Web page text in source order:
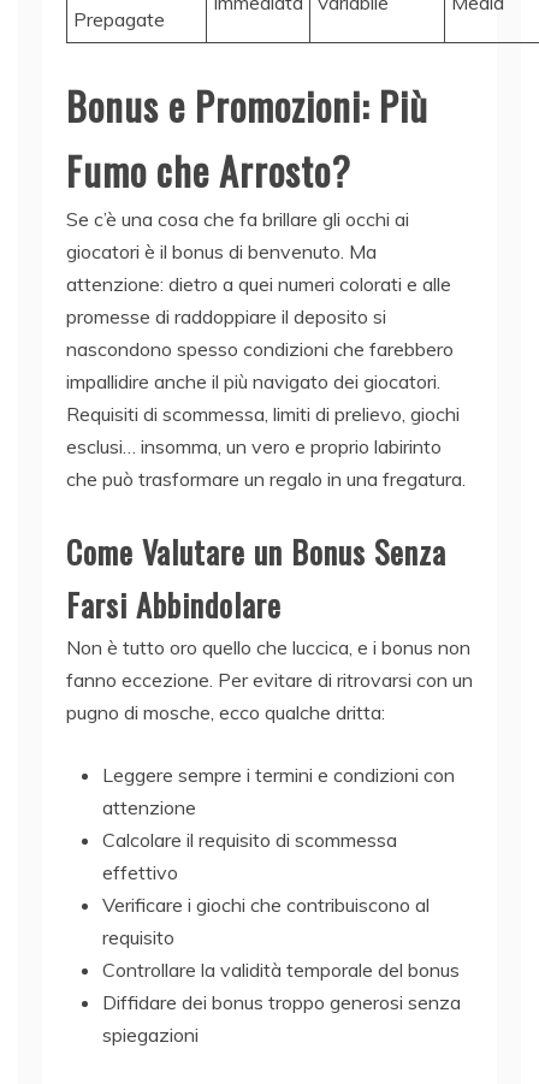
Prepagate
Bonus e Promozioni: Più
Fumo che Arrosto?
Se c’è una cosa che fa brillare gli occhi ai
giocatori è il bonus di benvenuto. Ma
attenzione: dietro a quei numeri colorati e alle
promesse di raddoppiare il deposito si
nascondono spesso condizioni che farebbero
impallidire anche il più navigato dei giocatori.
Requisiti di scommessa, limiti di prelievo, giochi
esclusi… insomma, un vero e proprio labirinto
che può trasformare un regalo in una fregatura.
Come Valutare un Bonus Senza
Farsi Abbindolare
Non è tutto oro quello che luccica, e i bonus non
fanno eccezione. Per evitare di ritrovarsi con un
pugno di mosche, ecco qualche dritta:
Leggere sempre i termini e condizioni con
attenzione
Calcolare il requisito di scommessa
effettivo
Verificare i giochi che contribuiscono al
requisito
Controllare la validità temporale del bonus
Diffidare dei bonus troppo generosi senza
spiegazioni